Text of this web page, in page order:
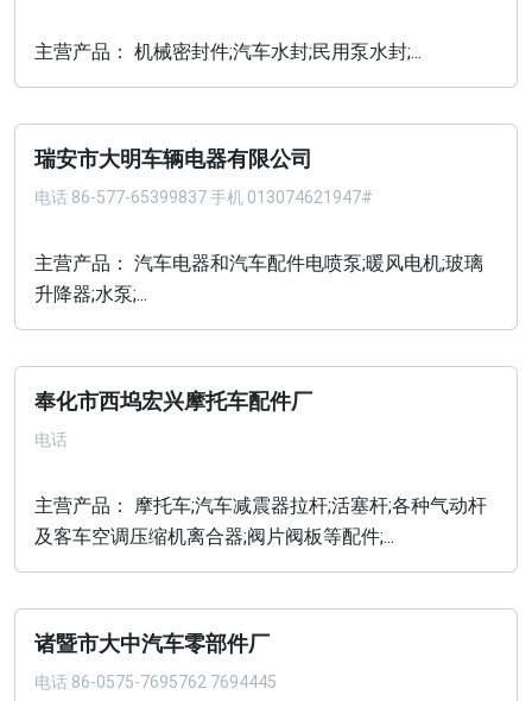
主营产品： 机械密封件;汽车水封;民用泵水封;...
瑞安市大明车辆电器有限公司
电话 86-577-65399837 手机 013074621947#
主营产品： 汽车电器和汽车配件电喷泵;暖风电机;玻璃
升降器;水泵;...
奉化市西坞宏兴摩托车配件厂
电话
主营产品： 摩托车;汽车减震器拉杆;活塞杆;各种气动杆
及客车空调压缩机离合器;阀片阀板等配件;...
诸暨市大中汽车零部件厂
电话 86-0575-7695762 7694445